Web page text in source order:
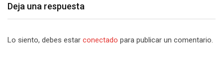
Deja una respuesta
Lo siento, debes estar conectado para publicar un comentario.